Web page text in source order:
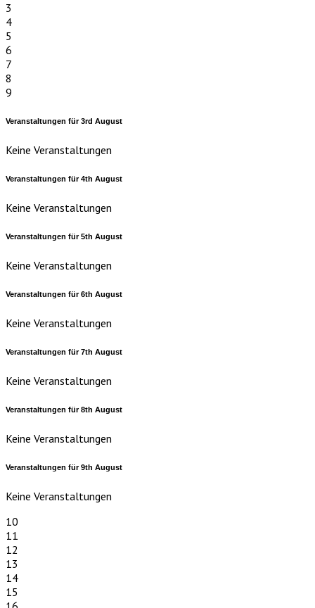
3
4
5
6
7
8
9
Veranstaltungen für3rd August
Keine Veranstaltungen
Veranstaltungen für4th August
Keine Veranstaltungen
Veranstaltungen für5th August
Keine Veranstaltungen
Veranstaltungen für6th August
Keine Veranstaltungen
Veranstaltungen für7th August
Keine Veranstaltungen
Veranstaltungen für8th August
Keine Veranstaltungen
Veranstaltungen für9th August
Keine Veranstaltungen
10
11
12
13
14
15